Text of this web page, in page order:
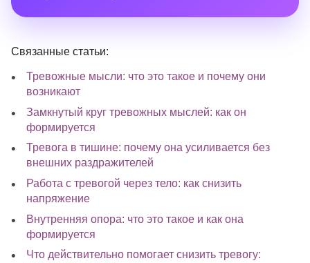
Связанные статьи:
Тревожные мысли: что это такое и почему они
возникают
Замкнутый круг тревожных мыслей: как он
формируется
Тревога в тишине: почему она усиливается без
внешних раздражителей
Работа с тревогой через тело: как снизить
напряжение
Внутренняя опора: что это такое и как она
формируется
Что действительно помогает снизить тревогу: